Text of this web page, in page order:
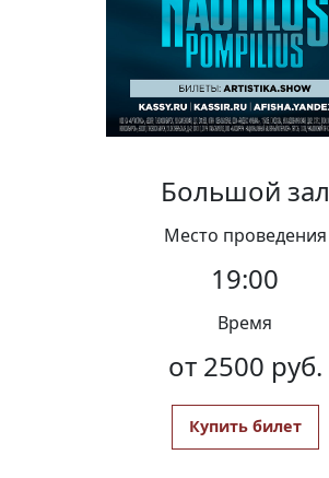
Вакансии
Большой зал
Место проведения
19:00
Время
от 2500 руб.
Купить билет